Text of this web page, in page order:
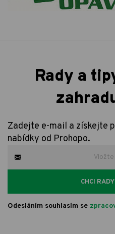
Rady a
Zadejte e-mail a získejte
nabídky od Prohopo.
CHCI
Odesláním souhlasím se